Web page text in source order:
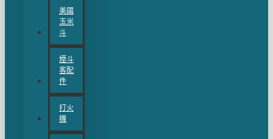
美國
玉米
斗
煙斗
客配
件
打火
機